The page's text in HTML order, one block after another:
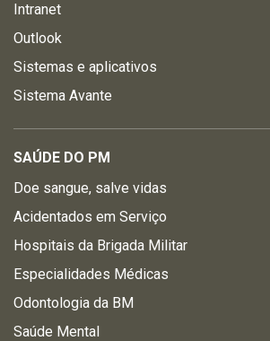
Intranet
Outlook
Sistemas e aplicativos
Sistema Avante
SAÚDE DO PM
Doe sangue, salve vidas
Acidentados em Serviço
Hospitais da Brigada Militar
Especialidades Médicas
Odontologia da BM
Saúde Mental